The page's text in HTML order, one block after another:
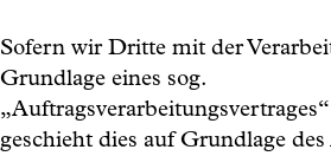
Sofern wir Dritte mit der
Grundlage eines sog.
geschieht dies auf Grundlage